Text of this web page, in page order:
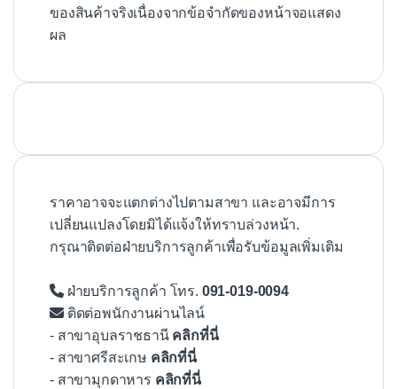
ของสินค้าจริงเนื่องจากข้อจำกัดของหน้าจอแสดง
ผล
ราคาอาจจะแตกต่างไปตามสาขา และอาจมีการ
เปลี่ยนแปลงโดยมิได้แจ้งให้ทราบล่วงหน้า.
กรุณาติดต่อฝ่ายบริการลูกค้าเพื่อรับข้อมูลเพิ่มเติม
ฝ่ายบริการลูกค้า โทร. 091-019-0094
ติดต่อพนักงานผ่านไลน์
- สาขาอุบลราชธานี คลิกที่นี่
- สาขาศรีสะเกษ คลิกที่นี่
- สาขามุกดาหาร คลิกที่นี่